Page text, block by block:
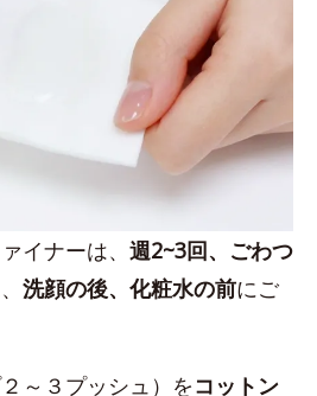
イナーは、 週2~3回、ごわつ
洗顔の後、化粧水の前にご
～３プッシュ）をコットン